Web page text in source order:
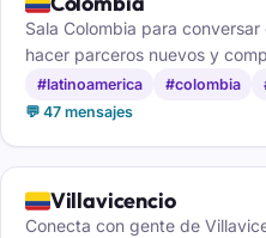
Sala Colombia para
hacer parceros nuevos y
del país.
#latinoamerica #colombia
💬 47 mensajes
🇨🇴Villavicencio
Conecta con gente de